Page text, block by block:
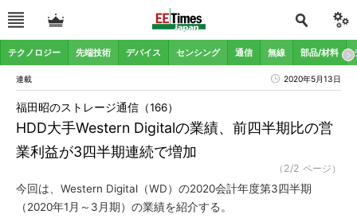
テクノロジー 先端技術 デバイス センシング 通信 無線 部品/材料
連載 2020年5月13日
HDD大手Western Digitalの業績、前四半期比の営
業利益が3四半期連続で増加
福田昭のストレージ通信（166）
（2/2 ページ）
今回は、Western Digital（WD）の2020会計年度第3四半期
（2020年1月～3月期）の業績を紹介する。